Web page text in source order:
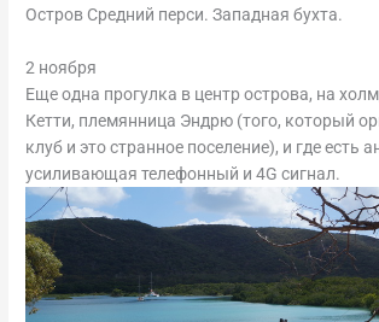
Остров Средний перси. Западная бухта.
2 ноября
Еще одна прогулка в центр острова, на
Кетти, племянница Эндрю (того, который
клуб и это странное поселение), и где есть
усиливающая телефонный и 4G сигнал.